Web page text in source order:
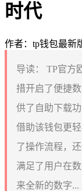
时代
作者：tp钱包最新
导读：
TP官方
措开启了便捷
供了自助下载
借助该钱包更
了操作流程，
满足了用户在
来全新的数字...